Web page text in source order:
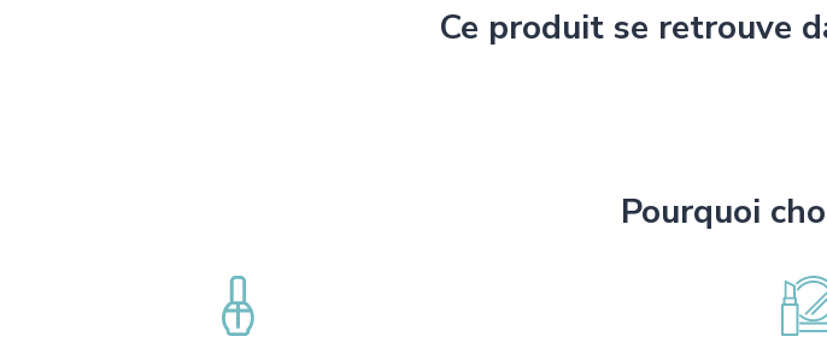
Ce produit se retrouve
Pourquoi